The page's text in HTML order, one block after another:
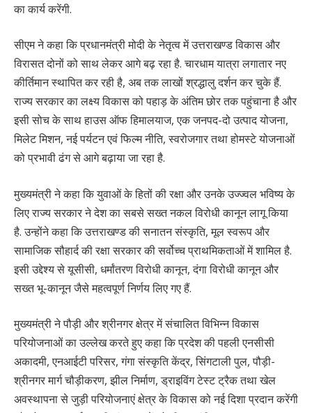
का कार्य करेंगी.
सीएम ने कहा कि प्रधानमंत्री मोदी के नेतृत्व में उत्तराखण्ड विकास और
विरासत दोनों को साथ लेकर आगे बढ़ रहा है. चारधाम यात्रा लगातार नए
कीर्तिमान स्थापित कर रही है, अब तक लाखों श्रद्धालु दर्शन कर चुके हैं.
राज्य सरकार का लक्ष्य विकास को पहाड़ के अंतिम छोर तक पहुंचाना है और
इसी सोच के साथ हाउस ऑफ हिमालयाज, एक जनपद-दो उत्पाद योजना,
मिलेट मिशन, नई पर्यटन एवं फिल्म नीति, स्वरोजगार तथा होमस्टे योजनाओं
को प्रभावी ढंग से आगे बढ़ाया जा रहा है.
मुख्यमंत्री ने कहा कि युवाओं के हितों की रक्षा और उनके उज्ज्वल भविष्य के
लिए राज्य सरकार ने देश का सबसे सख्त नकल विरोधी कानून लागू किया
है. उन्होंने कहा कि उत्तराखण्ड की सनातन संस्कृति, मूल स्वरूप और
सामाजिक सौहार्द की रक्षा सरकार की सर्वोच्च प्राथमिकताओं में शामिल है.
इसी उद्देश्य से यूसीसी, धर्मांतरण विरोधी कानून, दंगा विरोधी कानून और
सख्त भू-कानून जैसे महत्वपूर्ण निर्णय लिए गए हैं.
मुख्यमंत्री ने पौड़ी और श्रीनगर क्षेत्र में संचालित विभिन्न विकास
परियोजनाओं का उल्लेख करते हुए कहा कि प्रदेश की पहली एनसीसी
अकादमी, एनआईटी परिसर, गंगा संस्कृति केंद्र, सिंगटाली पुल, पौड़ी-
श्रीनगर मार्ग चौड़ीकरण, झील निर्माण, ड्राइविंग टेस्ट ट्रैक तथा खेल
अवस्थापना से जुड़ी परियोजनाएं क्षेत्र के विकास को नई दिशा प्रदान करेंगी